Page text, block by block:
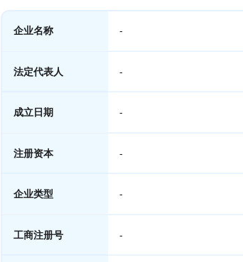
企业名称 -
法定代表人 -
成立日期 -
注册资本 -
企业类型 -
工商注册号 -